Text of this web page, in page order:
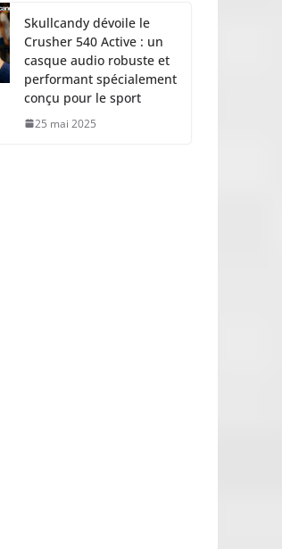
Skullcandy dévoile le
Crusher 540 Active : un
casque audio robuste et
performant spécialement
conçu pour le sport
25 mai 2025